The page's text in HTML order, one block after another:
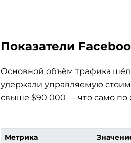
Показатели
Основной объём трафика
удержали управляемую
свыше $90 000 — что само по
Метрика